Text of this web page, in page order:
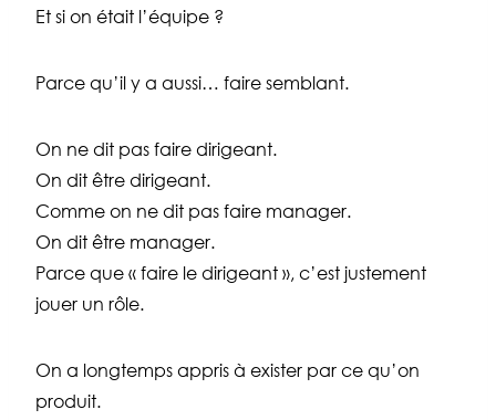
Et si on était l’équipe ?
Parce qu’il y a aussi… faire semblant.
On ne dit pas faire dirigeant.
On dit être dirigeant.
Comme on ne dit pas faire manager.
On dit être manager.
Parce que « faire le dirigeant », c’est justement
jouer un rôle.
On a longtemps appris à exister par ce qu’on
produit.